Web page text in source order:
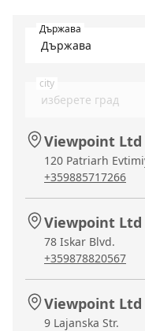
Държава
city
Viewpoint Ltd
120 Patriarh
+359885717266
Viewpoint Ltd
78 Iskar Blvd.
+359878820567
Viewpoint Ltd
9 Lajanska Str.